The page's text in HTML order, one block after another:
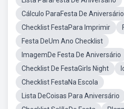
Cálculo ParaFesta De Aniversário
Checklist FestaPara Imprimir
Festa DeUm Ano Checklist
ImagemDe Festa De Aniversário
Checklist De FestaGirls Night
Checklist FestaNa Escola
Lista DeCoisas Para Aniversário